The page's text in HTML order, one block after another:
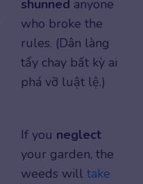
shunned anyone
who broke the
rules. (Dân làng
tẩy chay bất kỳ ai
phá vỡ luật lệ.)
If you neglect
your garden, the
weeds will take